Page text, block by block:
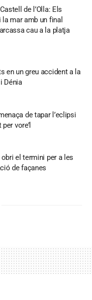
de l’Olla: Els
mar amb un final
cau a la platja
en un greu accident a la
Dénia
de tapar l’eclipsi
vore’l
obri el termini per a les
de façanes